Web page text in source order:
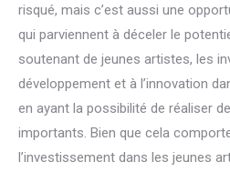
risqué, mais c’est aussi une
qui parviennent à déceler le
soutenant de jeunes artistes, les
développement et à l’innovation
en ayant la possibilité de réaliser
importants. Bien que cela
l’investissement dans les jeunes